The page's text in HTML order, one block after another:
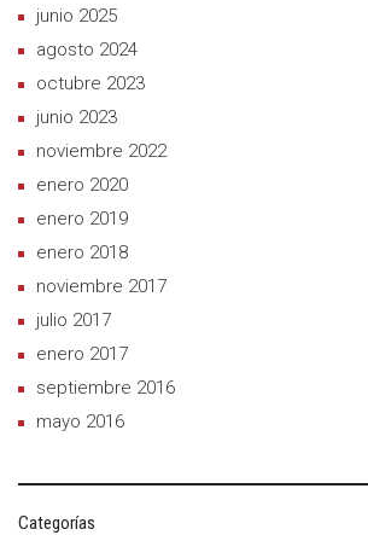
junio 2025
agosto 2024
octubre 2023
junio 2023
noviembre 2022
enero 2020
enero 2019
enero 2018
noviembre 2017
julio 2017
enero 2017
septiembre 2016
mayo 2016
Categorías